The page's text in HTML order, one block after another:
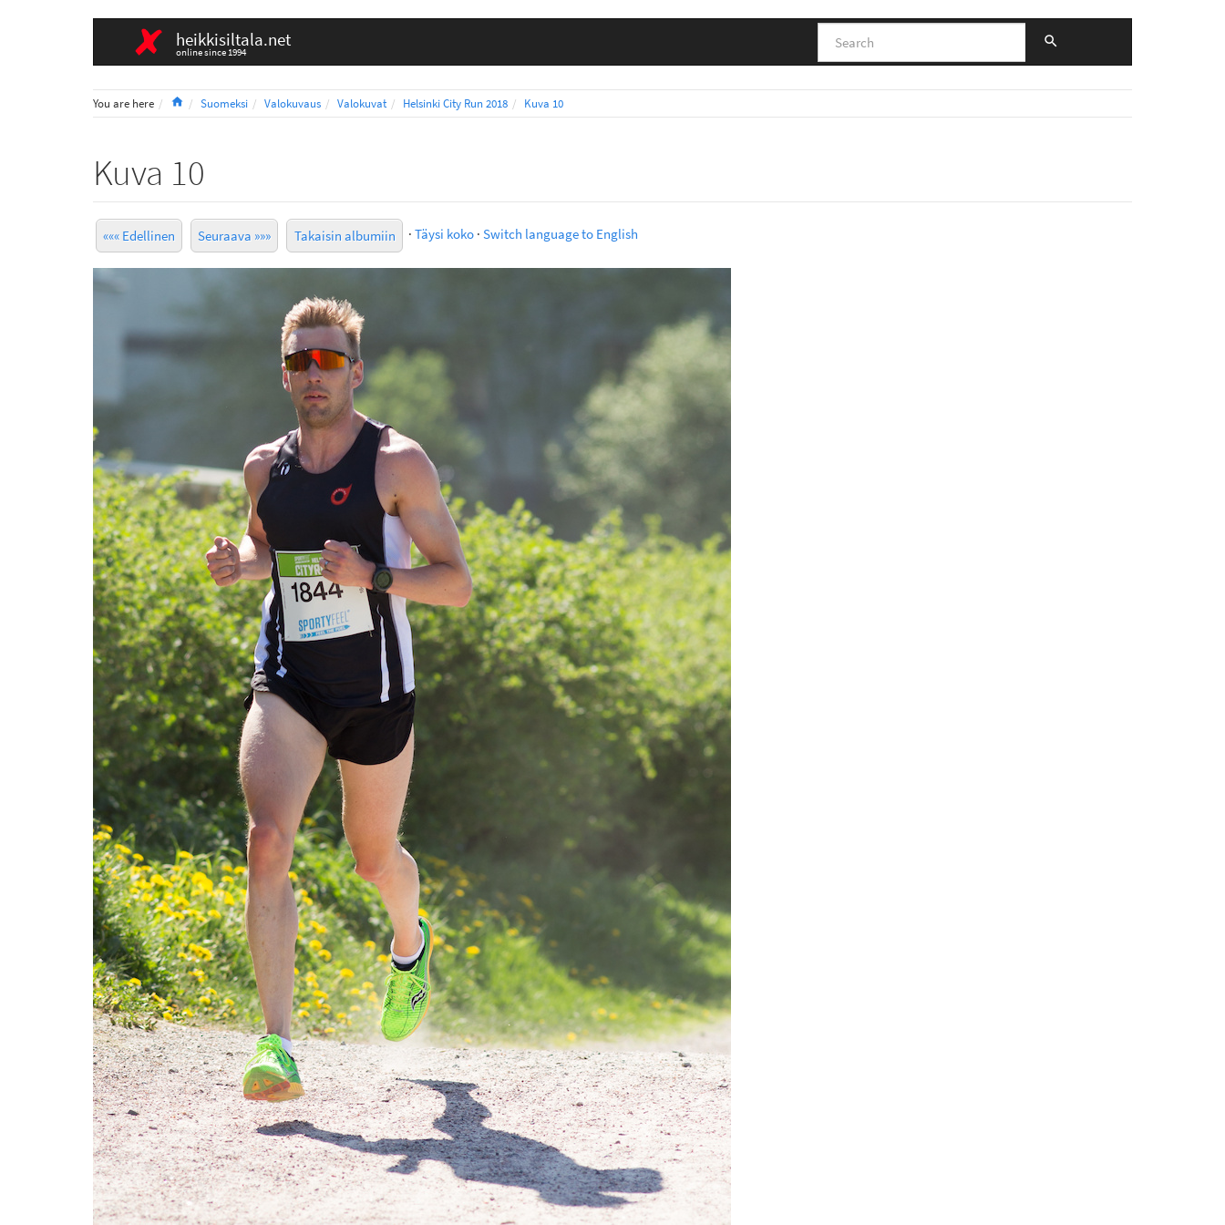
heikkisiltala.net
online since 1994
You are here HomeSuomeksi Valokuvaus Valokuvat Helsinki City Run 2018 Kuva 10
Kuva 10
««« Edellinen Seuraava »»» Takaisin albumiin · Täysi koko · Switch language to English